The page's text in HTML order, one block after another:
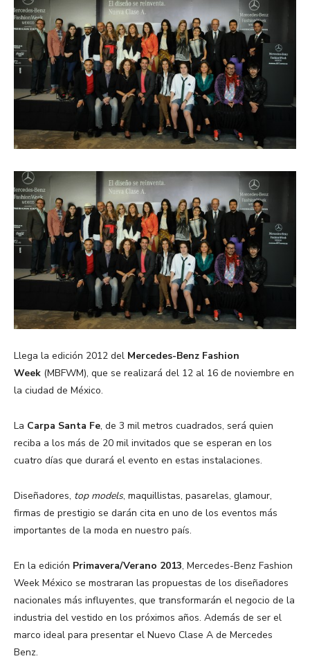
Llega la edición 2012 del Mercedes-Benz Fashion
Week (MBFWM), que se realizará del 12 al 16 de noviembre en
la ciudad de México.
La Carpa Santa Fe, de 3 mil metros cuadrados, será quien
reciba a los más de 20 mil invitados que se esperan en los
cuatro días que durará el evento en estas instalaciones.
Diseñadores, top models, maquillistas, pasarelas, glamour,
firmas de prestigio se darán cita en uno de los eventos más
importantes de la moda en nuestro país.
En la edición Primavera/Verano 2013, Mercedes-Benz Fashion
Week México se mostraran las propuestas de los diseñadores
nacionales más influyentes, que transformarán el negocio de la
industria del vestido en los próximos años. Además de ser el
marco ideal para presentar el Nuevo Clase A de Mercedes
Benz.